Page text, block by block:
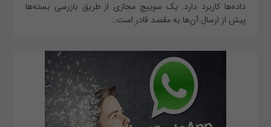
داده‌ها کاربرد دارد. یک سوییچ مجازی از طریق بازرسی بسته‌ها
پیش از ارسال آن‌ها به مقصد قادر است...